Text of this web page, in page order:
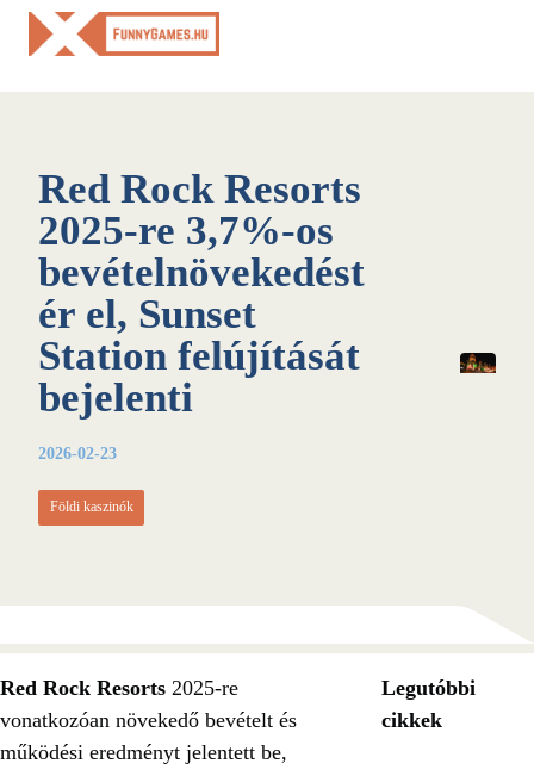
Skip
Red Rock Resorts
2025-re 3,7%-os
bevételnövekedést
ér el, Sunset
Station felújítását
bejelenti
2026-02-23
Földi kaszinók
Red Rock Resorts 2025-re
vonatkozóan növekedő bevételt és
működési eredményt jelentett be,
Legutóbbi
cikkek